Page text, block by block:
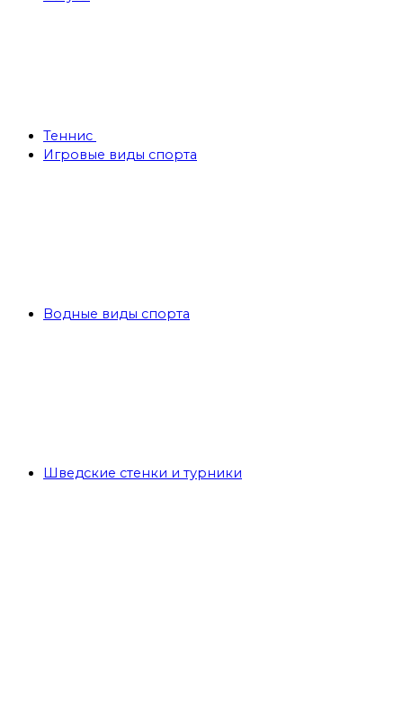
Теннис
Игровые виды спорта
Водные виды спорта
Шведские стенки и турники